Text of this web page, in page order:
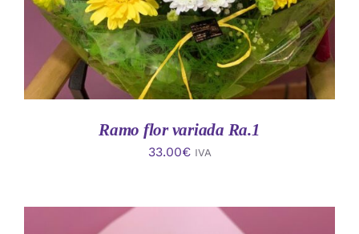
Ramo flor variada Ra.1
33.00€ IVA